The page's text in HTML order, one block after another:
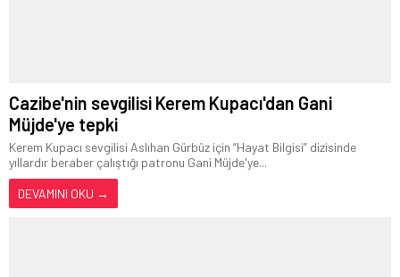
Cazibe'nin sevgilisi Kerem Kupacı'dan Gani
Müjde'ye tepki
Kerem Kupacı sevgilisi Aslıhan Gürbüz için “Hayat Bilgisi” dizisinde
yıllardır beraber çalıştığı patronu Gani Müjde'ye...
DEVAMINI OKU →